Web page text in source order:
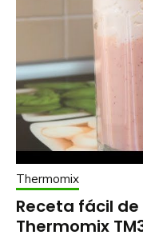
Thermomix
Receta fácil
Thermomix